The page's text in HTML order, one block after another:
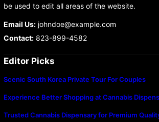
be used to edit all areas of the website.
Email Us:johndoe@example.com
Contact:823-899-4582
Editor Picks
Scenic South Korea Private Tour For Couples
Experience Better Shopping at Cannabis
Trusted Cannabis Dispensary for Premium